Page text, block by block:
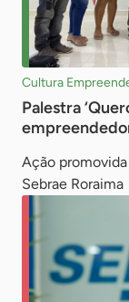
Cultura
Palestra
Ação
Sebrae Roraima